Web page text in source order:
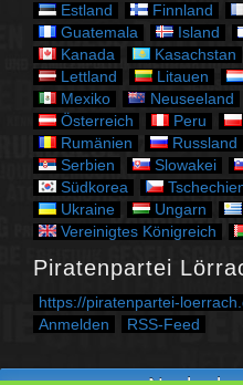
Estland
Finnland
Guatemala
Island
Kanada
Kasachstan
Lettland
Litauen
Mexiko
Neuseeland
Österreich
Peru
Rumänien
Russland
Serbien
Slowakei
Südkorea
Ukraine
Ungarn
Vereinigtes Königreich
Piratenpartei
https://piratenpartei-
Anmelden RSS-Feed